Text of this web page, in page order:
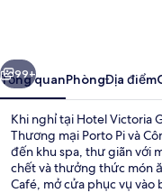
Tiếp
99+
Tổng quanPhòngĐịa điểm
Khi nghỉ tại Hotel Victoria
Thương mại Porto Pi và
đến khu spa, thư giãn với
chết và thưởng thức món
Café, mở cửa phục vụ